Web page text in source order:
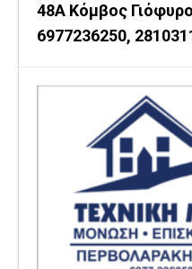
48Α Κόμβος
6977236250,